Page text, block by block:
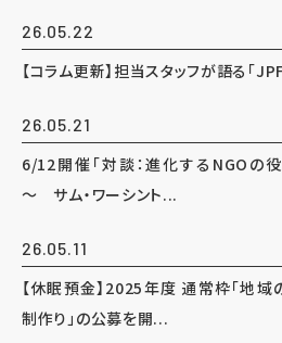
26.05.22
【コラム更新】担当スタッフが語る「
26.05.21
6/12開催「対談：進化するNGOの
～ サム・ワーシント...
26.05.11
【休眠預金】2025年度 通常枠「地
制作り」の公募を開...